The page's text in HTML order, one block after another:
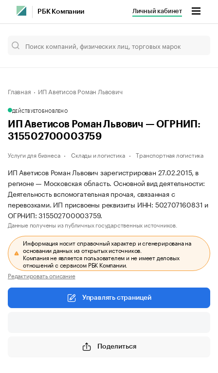
РБК Компании Личный кабинет
Главная ИП Аветисов Роман Львович
ДЕЙСТВУЕТОБНОВЛЕНО
ИП Аветисов Роман Львович — ОГРНИП:
315502700003759
Услуги для бизнеса Склады и логистика Транспортная логистика
ИП Аветисов Роман Львович зарегистрирован 27.02.2015, в
регионе — Московская область. Основной вид деятельности:
Деятельность вспомогательная прочая, связанная с
перевозками. ИП присвоены реквизиты ИНН: 502707160831 и
ОГРНИП: 315502700003759.
Данные получены из публичных государственных источников.
Информация носит справочный характер и сгенерирована на
основании данных из открытых источников.
Компания не является пользователем и не имеет деловых
отношений с сервисом РБК Компании.
Редактировать описание
Управлять страницей
Поделиться